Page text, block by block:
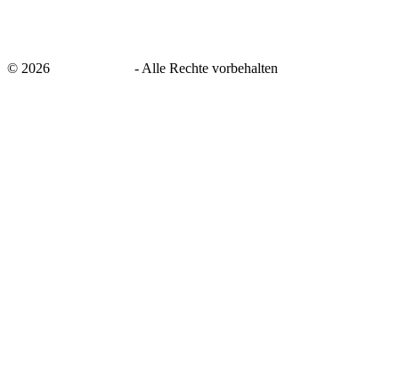
© 2026 - Alle Rechte vorbehalten